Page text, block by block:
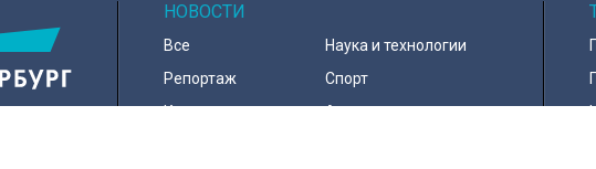
НОВОСТИ
Все
Репортаж
Коронавирус
Наука и технологии
Спорт
Армия